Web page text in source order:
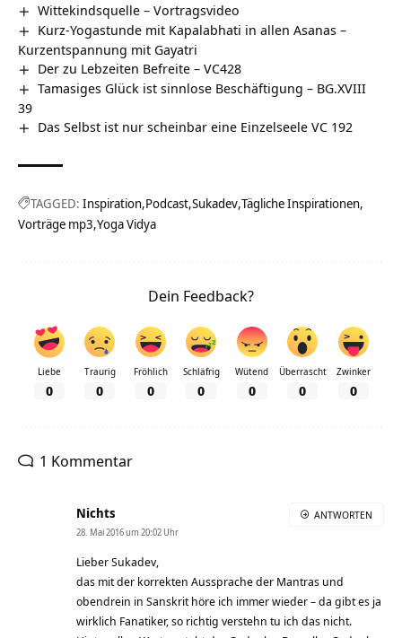
Wittekindsquelle‏‎ – Vortragsvideo
Kurz-Yogastunde mit Kapalabhati in allen Asanas –
Kurzentspannung mit Gayatri
Der zu Lebzeiten Befreite – VC428
Tamasiges Glück ist sinnlose Beschäftigung – BG.XVIII
39
Das Selbst ist nur scheinbar eine Einzelseele VC 192
TAGGED: Inspiration Podcast Sukadev Tägliche Inspirationen
Vorträge mp3 Yoga Vidya
Dein Feedback?
Liebe
0
Traurig
0
Fröhlich
0
Schläfrig
0
Wütend
0
Überrascht
0
Zwinker
0
1 Kommentar
Nichts
28. Mai 2016 um 20:02 Uhr
Lieber Sukadev,
das mit der korrekten Aussprache der Mantras und
obendrein in Sanskrit höre ich immer wieder – da gibt es ja
wirklich Fanatiker, so richtig verstehn tu ich das nicht.
ANTWORTEN